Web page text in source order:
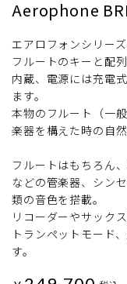
Aerophone
エアロフォンシリー
フルートのキーと配
内蔵、電源には充電
ます。
本物のフルート（一
楽器を構えた時の自
フルートはもちろん
などの管楽器、シン
類の音色を搭載。
リコーダーやサック
トランペットモード
す。